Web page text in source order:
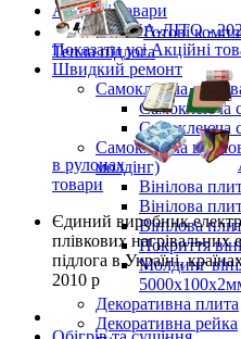
Акційні товари
ВЕСНА-ЛІТО -
Показати усі Акційні
Швидкий ремонт
Самоклеюча
Самоклеюча
Самоклеюча
Самоклеюча
молдінг)
Вінілова
Вінілова
Вінілова
Покриття
Молдинг
Декоративна плита
Декоративна рейка
Готові
Тепла підлога
в рулонах
товари
Єдиний виробник
плівкових нагрівальних
підлога в Україні,
2010 р